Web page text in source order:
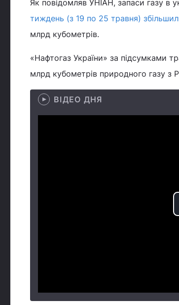
Як повідомляв УНІАН, запаси газу в
тиждень (з 19 по 25 травня)
млрд кубометрів.
«Нафтогаз України» за підсумками
млрд кубометрів природного газу з
ВІДЕО ДНЯ